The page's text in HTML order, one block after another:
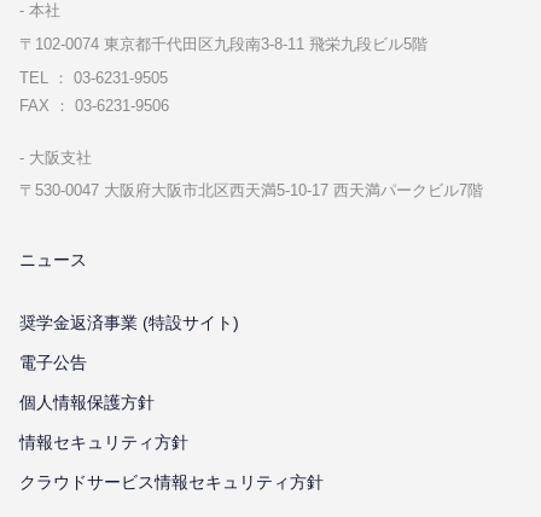
本社
〒102-0074 東京都千代⽥区九段南3-8-11 飛栄九段ビル5階
TEL ： 03-6231-9505
FAX ： 03-6231-9506
⼤阪⽀社
〒530-0047 ⼤阪府⼤阪市北区⻄天満5-10-17 ⻄天満パークビル7階
ニュース
奨学金返済事業 (特設サイト)
電子公告
個⼈情報保護⽅針
情報セキュリティ⽅針
クラウドサービス情報セキュリティ方針